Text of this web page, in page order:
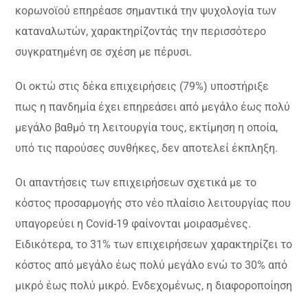
κορωνοϊού επηρέασε σημαντικά την ψυχολογία των
καταναλωτών, χαρακτηρίζοντάς την περισσότερο
συγκρατημένη σε σχέση με πέρυσι.
Οι οκτώ στις δέκα επιχειρήσεις (79%) υποστήριξε
πως η πανδημία έχει επηρεάσει από μεγάλο έως πολύ
μεγάλο βαθμό τη λειτουργία τους, εκτίμηση η οποία,
υπό τις παρούσες συνθήκες, δεν αποτελεί έκπληξη.
Οι απαντήσεις των επιχειρήσεων σχετικά με το
κόστος προσαρμογής στο νέο πλαίσιο λειτουργίας που
υπαγορεύει η Covid-19 φαίνονται μοιρασμένες.
Ειδικότερα, το 31% των επιχειρήσεων χαρακτηρίζει το
κόστος από μεγάλο έως πολύ μεγάλο ενώ το 30% από
μικρό έως πολύ μικρό. Ενδεχομένως, η διαφοροποίηση